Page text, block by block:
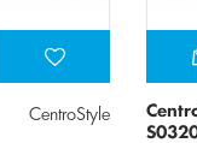
CentroStyle